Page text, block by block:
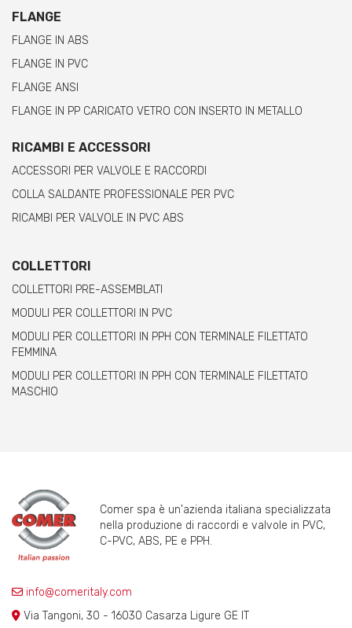
FLANGE
FLANGE IN ABS
FLANGE IN PVC
FLANGE ANSI
FLANGE IN PP CARICATO VETRO CON INSERTO IN METALLO
RICAMBI E ACCESSORI
ACCESSORI PER VALVOLE E RACCORDI
COLLA SALDANTE PROFESSIONALE PER PVC
RICAMBI PER VALVOLE IN PVC ABS
COLLETTORI
COLLETTORI PRE-ASSEMBLATI
MODULI PER COLLETTORI IN PVC
MODULI PER COLLETTORI IN PPH CON TERMINALE FILETTATO
FEMMINA
MODULI PER COLLETTORI IN PPH CON TERMINALE FILETTATO
MASCHIO
Comer spa è un'azienda italiana specializzata
nella produzione di raccordi e valvole in PVC,
C-PVC, ABS, PE e PPH.
info@comeritaly.com
Via Tangoni, 30 - 16030 Casarza Ligure GE IT